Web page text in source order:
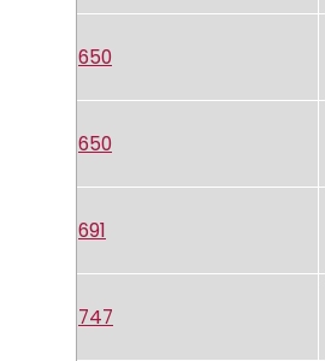
650
650
691
747